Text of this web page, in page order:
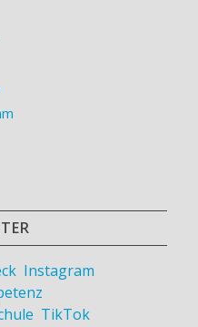
, Instagram
TikTok